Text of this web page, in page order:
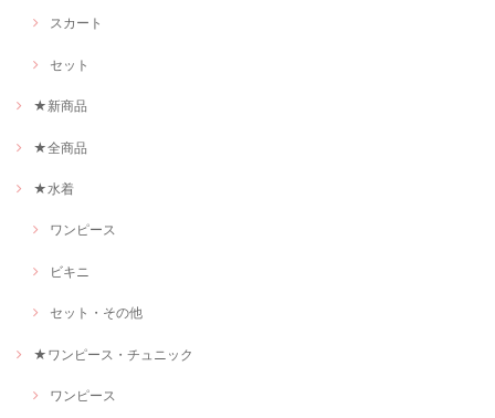
スカート
セット
★新商品
★全商品
★水着
ワンピース
ビキニ
セット・その他
★ワンピース・チュニック
ワンピース